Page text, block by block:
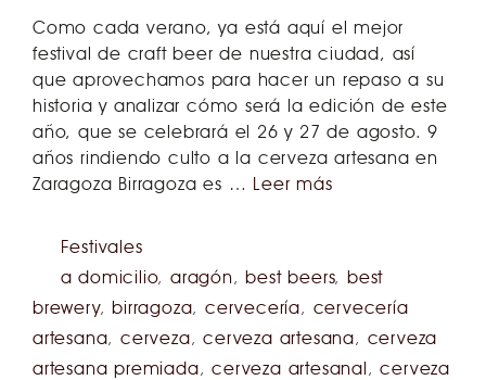
Como cada verano, ya está aquí el mejor
festival de craft beer de nuestra ciudad, así
que aprovechamos para hacer un repaso a su
historia y analizar cómo será la edición de este
año, que se celebrará el 26 y 27 de agosto. 9
años rindiendo culto a la cerveza artesana en
Zaragoza Birragoza es … Leer más
Festivales
a domicilio,aragón,best beers,best
brewery,birragoza,cervecería, cervecería
artesana,cerveza,cerveza artesana, cerveza
artesana premiada,cerveza artesanal,cerveza